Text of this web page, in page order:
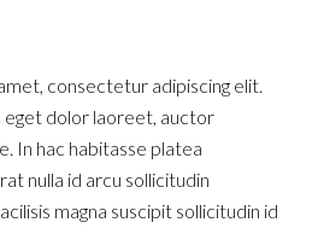
consectetur adipiscing elit.
eget dolor laoreet, auctor
In hac habitasse platea
nulla id arcu sollicitudin
magna suscipit sollicitudin id